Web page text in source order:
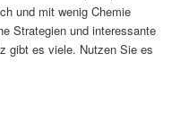
und mit wenig Chemie
Strategien und interessante
gibt es viele. Nutzen Sie es